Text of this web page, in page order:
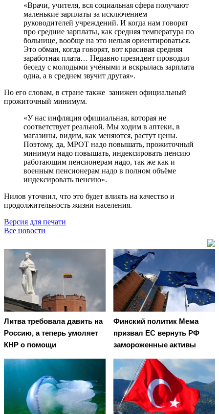
«Врачи, учителя, вся социальная сфера получают
маленькие зарплаты за исключением
руководителей учреждений. И когда нам говорят
про средние зарплаты, как средняя температура по
больнице, вообще на это нельзя ориентироваться.
Это обман, когда говорят, вот красивая средняя
заработная плата… Недавно президент проводил
беседу с молодыми учёными и вскрылась зарплата
одна, а в среднем звучит другая».
По его словам, в стране также занижен официальный
прожиточный минимум.
«У нас инфляция официальная, которая не
соответствует реальной. Мы ходим в аптеки, в
магазины, видим, как меняются, растут цены.
Поэтому, да, МРОТ надо повышать, прожиточный
минимум надо повышать, индексировать пенсию
работающим пенсионерам надо, так же как и
военным пенсионерам надо в полном объёме
индексировать пенсию».
Нилов уточнил, что это будет влиять на качество и
продолжительность жизни населения.
Версия для печати
Все новости
Литва требовала давить на
Россию, а теперь умоляет
КНР о помощи
Финский политик Мема
призвал ЕС вернуть РФ
замороженные активы